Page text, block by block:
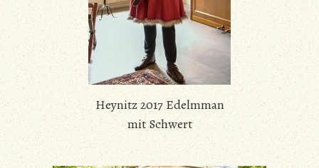
Heynitz 2017 Edelmman
mit Schwert